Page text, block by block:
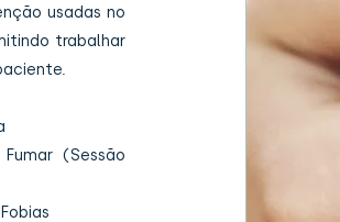
usadas no
trabalhar
(Sessão